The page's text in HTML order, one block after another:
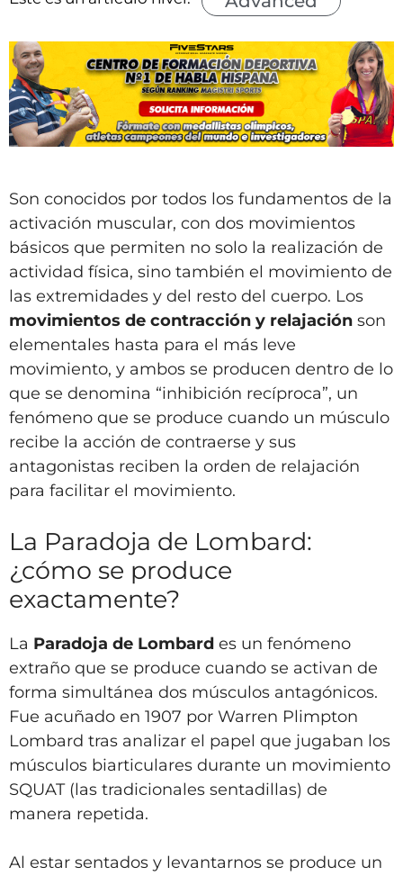
Son conocidos por todos los fundamentos de la
activación muscular, con dos movimientos
básicos que permiten no solo la realización de
actividad física, sino también el movimiento de
las extremidades y del resto del cuerpo. Los
movimientos de contracción y relajación son
elementales hasta para el más leve
movimiento, y ambos se producen dentro de lo
que se denomina “inhibición recíproca”, un
fenómeno que se produce cuando un músculo
recibe la acción de contraerse y sus
antagonistas reciben la orden de relajación
para facilitar el movimiento.
La Paradoja de Lombard:
¿cómo se produce
exactamente?
La Paradoja de Lombard es un fenómeno
extraño que se produce cuando se activan de
forma simultánea dos músculos antagónicos.
Fue acuñado en 1907 por Warren Plimpton
Lombard tras analizar el papel que jugaban los
músculos biarticulares durante un movimiento
SQUAT (las tradicionales sentadillas) de
manera repetida.
Al estar sentados y levantarnos se produce un